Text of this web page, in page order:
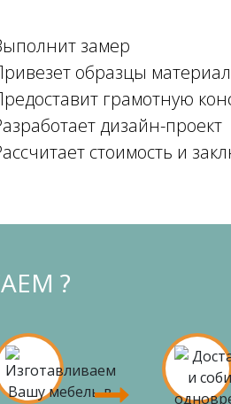
замер
образцы
грамотную
дизайн-проект
стоимость и
?